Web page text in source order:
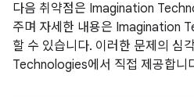
다음 취약점은 Imagination
주며 자세한 내용은 Imagination
할 수 있습니다. 이러한 문제의 심
Technologies에서 직접 제공합니